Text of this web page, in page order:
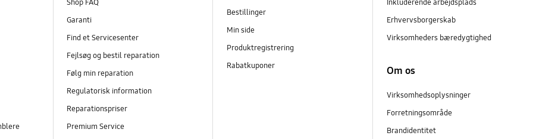
Shop FAQ
Garanti
Find et Servicesenter
Fejlsøg og bestil reparation
Følg min reparation
Regulatorisk information
Reparationspriser
Premium Service
Bestillinger
Min side
Produktregistrering
Rabatkuponer
Inkluderende arbejdsplads
Erhvervsborgerskab
Virksomheders bæredygtighed
Om os
Virksomhedsoplysninger
Forretningsområde
Brandidentitet